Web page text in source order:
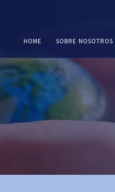
HOME SOBRE NOSOTROS